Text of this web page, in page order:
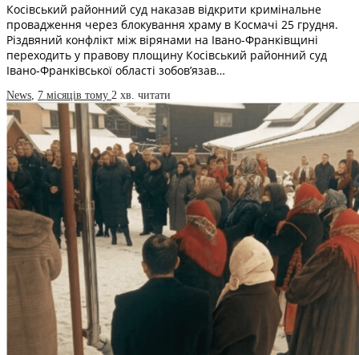
Косівський районний суд наказав відкрити кримінальне
провадження через блокування храму в Космачі 25 грудня.
Різдвяний конфлікт між вірянами на Івано-Франківщині
переходить у правову площину Косівський районний суд
Івано-Франківської області зобов’язав…
News 7 місяців тому 2 хв. читати